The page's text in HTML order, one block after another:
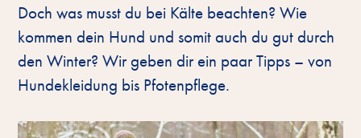
Doch was musst du bei Kälte beachten? Wie
kommen dein Hund und somit auch du gut durch
den Winter? Wir geben dir ein paar Tipps – von
Hundekleidung bis Pfotenpflege.